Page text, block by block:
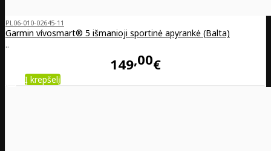
PL06-010-02645-11
Garmin vívosmart® 5 išmanioji sportinė apyrankė (Balta)
..
149 00€
Į krepšelį